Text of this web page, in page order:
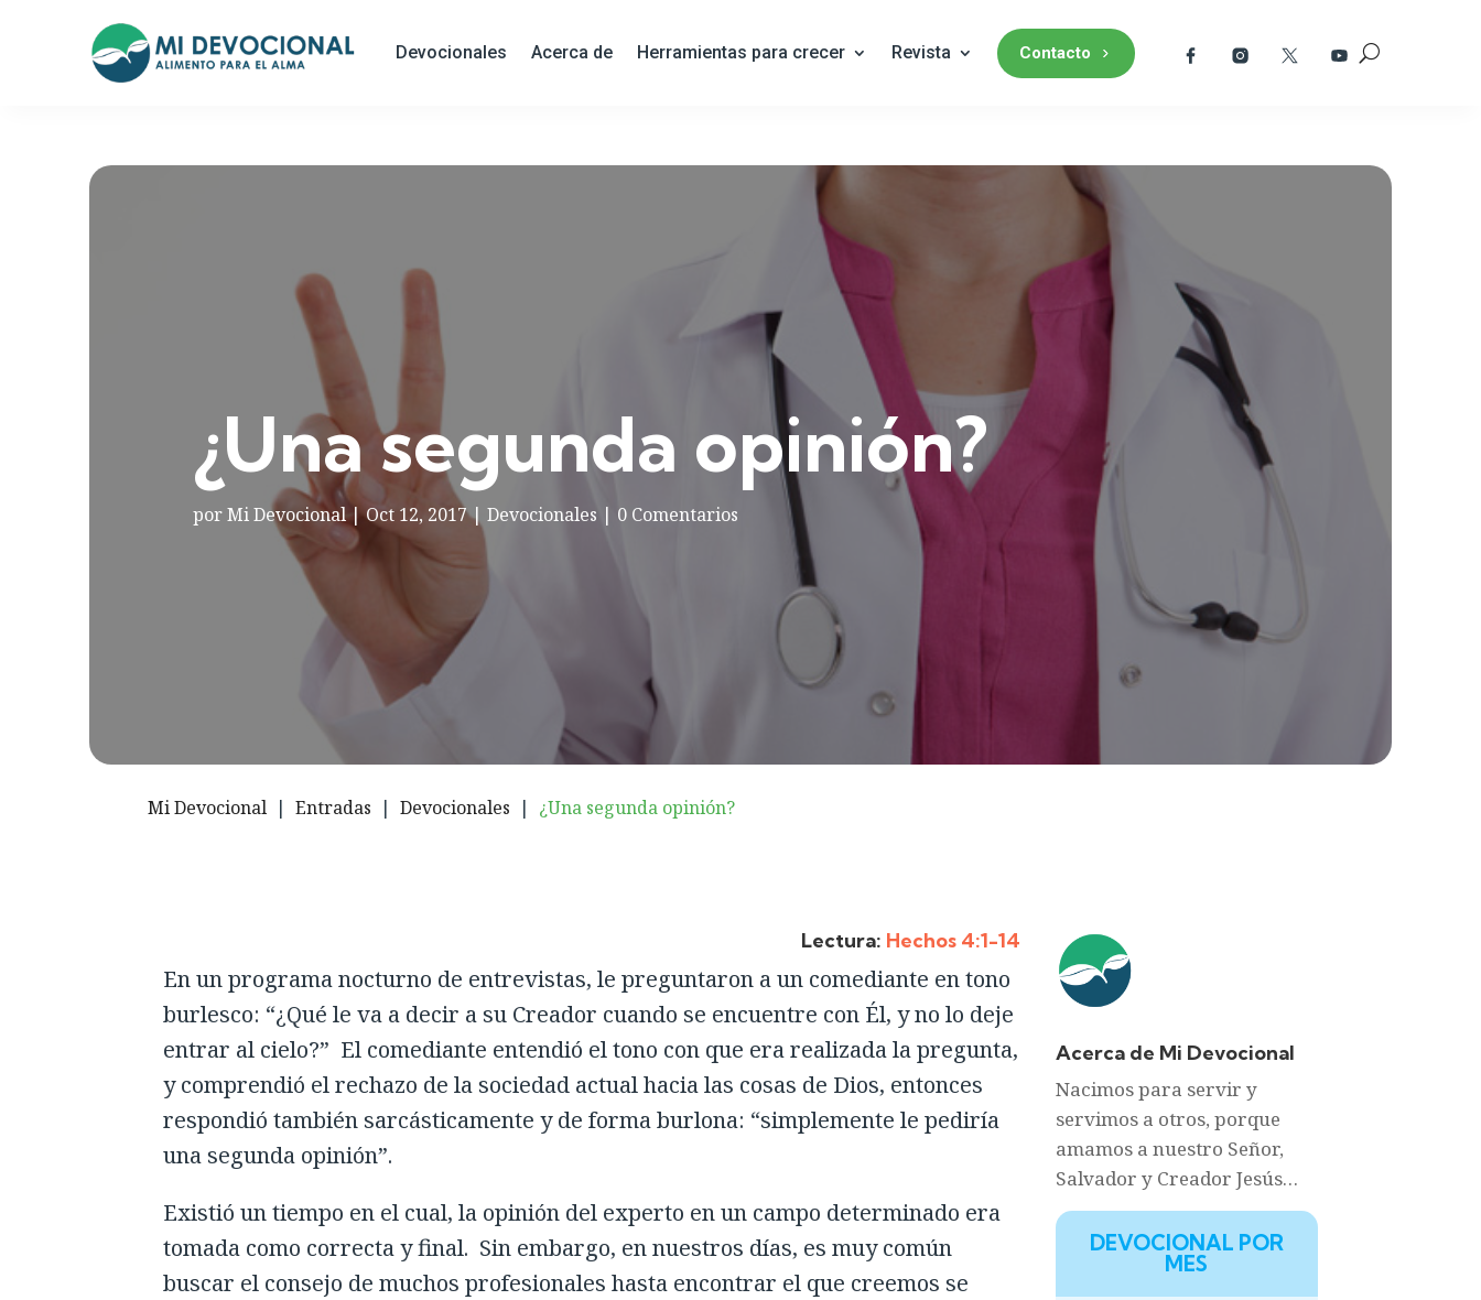
Devocionales Acerca de Herramientas para crecer Revista Contacto
¿Una segunda opinión?
porMi Devocional|Oct 12, 2017|Devocionales | 0 Comentarios
Mi Devocional | Entradas | Devocionales | ¿Una segunda opinión?
Lectura: Hechos 4:1-14
En un programa nocturno de entrevistas, le preguntaron a un comediante en tono
burlesco: “¿Qué le va a decir a su Creador cuando se encuentre con Él, y no lo deje
entrar al cielo?” El comediante entendió el tono con que era realizada la pregunta,
y comprendió el rechazo de la sociedad actual hacia las cosas de Dios, entonces
respondió también sarcásticamente y de forma burlona: “simplemente le pediría
una segunda opinión”.
Existió un tiempo en el cual, la opinión del experto en un campo determinado era
tomada como correcta y final. Sin embargo, en nuestros días, es muy común
buscar el consejo de muchos profesionales hasta encontrar el que creemos se
Acerca de Mi Devocional
Nacimos para servir y
servimos a otros, porque
amamos a nuestro Señor,
Salvador y Creador Jesús…
DEVOCIONAL POR
MES